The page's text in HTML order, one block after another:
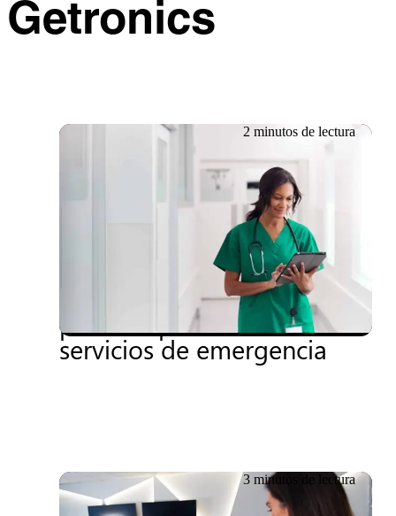
Getronics
2 minutos de lectura
El Gobierno Vasco
subvenciona un proyecto
para la optimización de los
servicios de emergencia
3 minutos de lectura